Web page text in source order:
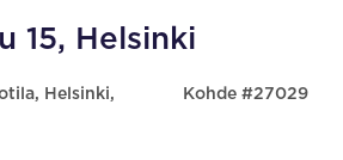
15, Helsinki
Helsinki,
Kohde #27029